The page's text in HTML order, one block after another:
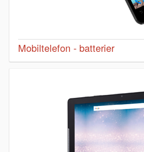
Mobiltelefon - batterier